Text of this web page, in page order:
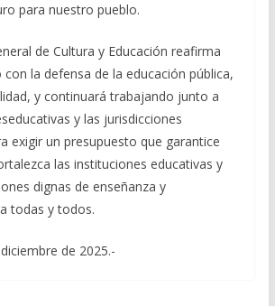
para nuestro pueblo.
de Cultura y Educación reafirma
la defensa de la educación pública,
y continuará trabajando junto a
y las jurisdicciones
exigir un presupuesto que garantice
las instituciones educativas y
dignas de enseñanza y
todas y todos.
de 2025.-